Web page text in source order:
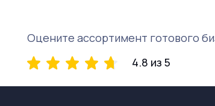
Оцените ассортимент готового
4.8 из 5